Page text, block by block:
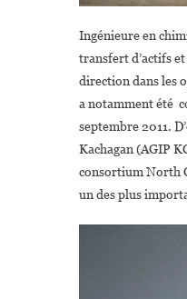
Ingénieure en
transfert d’actifs
direction dans les
a notamment été
septembre 2011.
Kachagan (AGIP
consortium North
un des plus